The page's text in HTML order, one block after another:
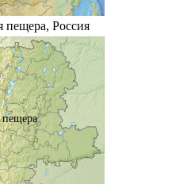
пещера, Россия
пещера